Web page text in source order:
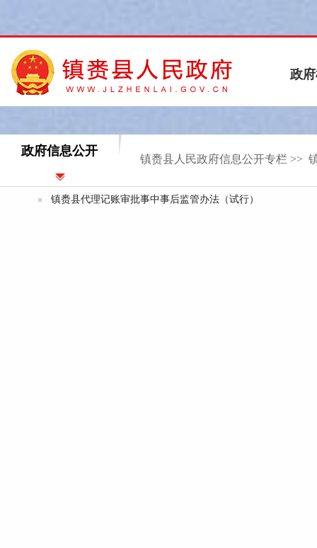
政府信息公开
镇赉县人民政府信息公开专栏 >>
镇赉县代理记账审批事中事后监管办法（试行）